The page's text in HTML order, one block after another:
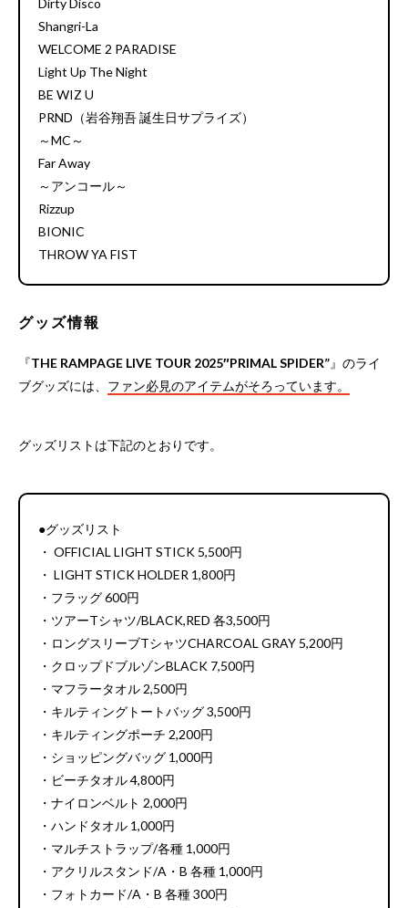
Dirty Disco
Shangri-La
WELCOME 2 PARADISE
Light Up The Night
BE WIZ U
PRND（岩谷翔吾 誕生日サプライズ）
～MC～
Far Away
～アンコール～
Rizzup
BIONIC
THROW YA FIST
グッズ情報
『THE RAMPAGE LIVE TOUR 2025″PRIMAL SPIDER”』のライ
ブグッズには、 ファン必見のアイテムがそろっています。
グッズリストは下記のとおりです。
●グッズリスト
・ OFFICIAL LIGHT STICK 5,500円
・ LIGHT STICK HOLDER 1,800円
・フラッグ 600円
・ツアーTシャツ/BLACK,RED 各3,500円
・ロングスリーブTシャツCHARCOAL GRAY 5,200円
・クロップドブルゾンBLACK 7,500円
・マフラータオル 2,500円
・キルティングトートバッグ 3,500円
・キルティングポーチ 2,200円
・ショッピングバッグ 1,000円
・ビーチタオル 4,800円
・ナイロンベルト 2,000円
・ハンドタオル 1,000円
・マルチストラップ/各種 1,000円
・アクリルスタンド/A・B 各種 1,000円
・フォトカード/A・B 各種 300円